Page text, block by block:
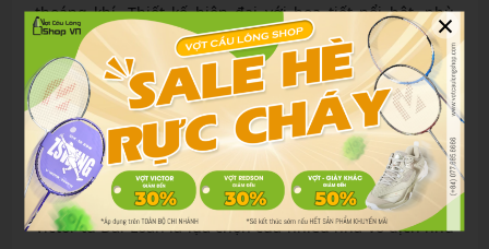
thoáng khí. Thiết kế hiện đại với họa tiết nổi bật, phù
hợp cho người chơi trẻ tuổi. Đặc điểm như lớp lót kháng
khuẩn giúp giảm mùi hôi, và độ bền cao nhờ sợi carbon
gia cố.
Quần cầu lông Victor: Sự lựa chọn của các nhà vô
địch
Victor từ Đài Loan là lựa chọn của nhiều nhà vô địch như
×